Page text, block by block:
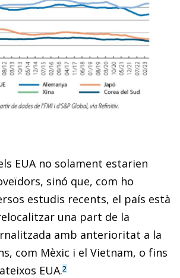
EUA no solament estarien
sinó que, com ho
estudis recents, el país està
una part de la
amb anterioritat a la
com Mèxic i el Vietnam, o fins
EUA.2